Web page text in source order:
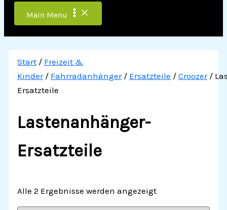
Main Menu
Start / Freizeit &
Kinder/ Fahrradanhänger/ Ersatzteile /Croozer/
Ersatzteile
Lastenanhänger-
Ersatzteile
Alle 2 Ergebnisse werden angezeigt